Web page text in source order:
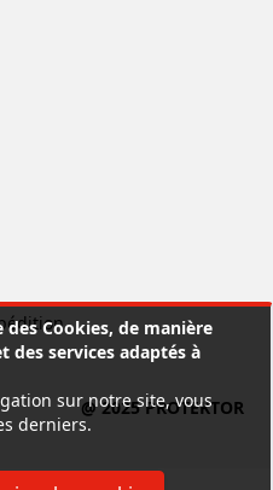
Cookies, de manière
des services adaptés à
sur notre site, vous
derniers.
@ 2025 PROTEKTOR